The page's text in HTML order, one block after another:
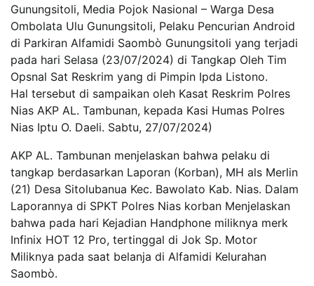
Gunungsitoli, Media Pojok Nasional – Warga Desa
Ombolata Ulu Gunungsitoli, Pelaku Pencurian Android
di Parkiran Alfamidi Saombò Gunungsitoli yang terjadi
pada hari Selasa (23/07/2024) di Tangkap Oleh Tim
Opsnal Sat Reskrim yang di Pimpin Ipda Listono.
Hal tersebut di sampaikan oleh Kasat Reskrim Polres
Nias AKP AL. Tambunan, kepada Kasi Humas Polres
Nias Iptu O. Daeli. Sabtu, 27/07/2024)
AKP AL. Tambunan menjelaskan bahwa pelaku di
tangkap berdasarkan Laporan (Korban), MH als Merlin
(21) Desa Sitolubanua Kec. Bawolato Kab. Nias. Dalam
Laporannya di SPKT Polres Nias korban Menjelaskan
bahwa pada hari Kejadian Handphone miliknya merk
Infinix HOT 12 Pro, tertinggal di Jok Sp. Motor
Miliknya pada saat belanja di Alfamidi Kelurahan
Saombò.